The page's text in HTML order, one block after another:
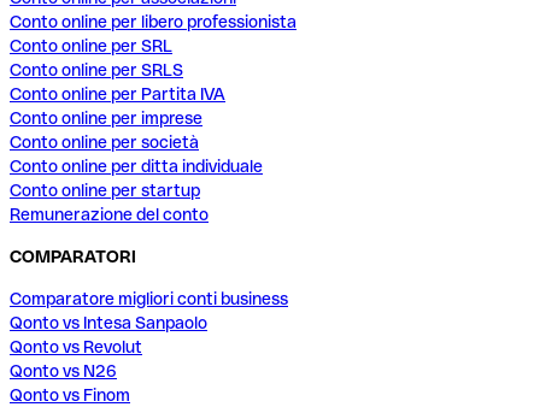
Conto online per libero professionista
Conto online per SRL
Conto online per SRLS
Conto online per Partita IVA
Conto online per imprese
Conto online per società
Conto online per ditta individuale
Conto online per startup
Remunerazione del conto
COMPARATORI
Comparatore migliori conti business
Qonto vs Intesa Sanpaolo
Qonto vs Revolut
Qonto vs N26
Qonto vs Finom